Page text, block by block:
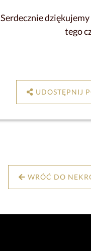
Serdecznie dziękujemy
tego
UDOSTĘPNIJ
WRÓĆ DO